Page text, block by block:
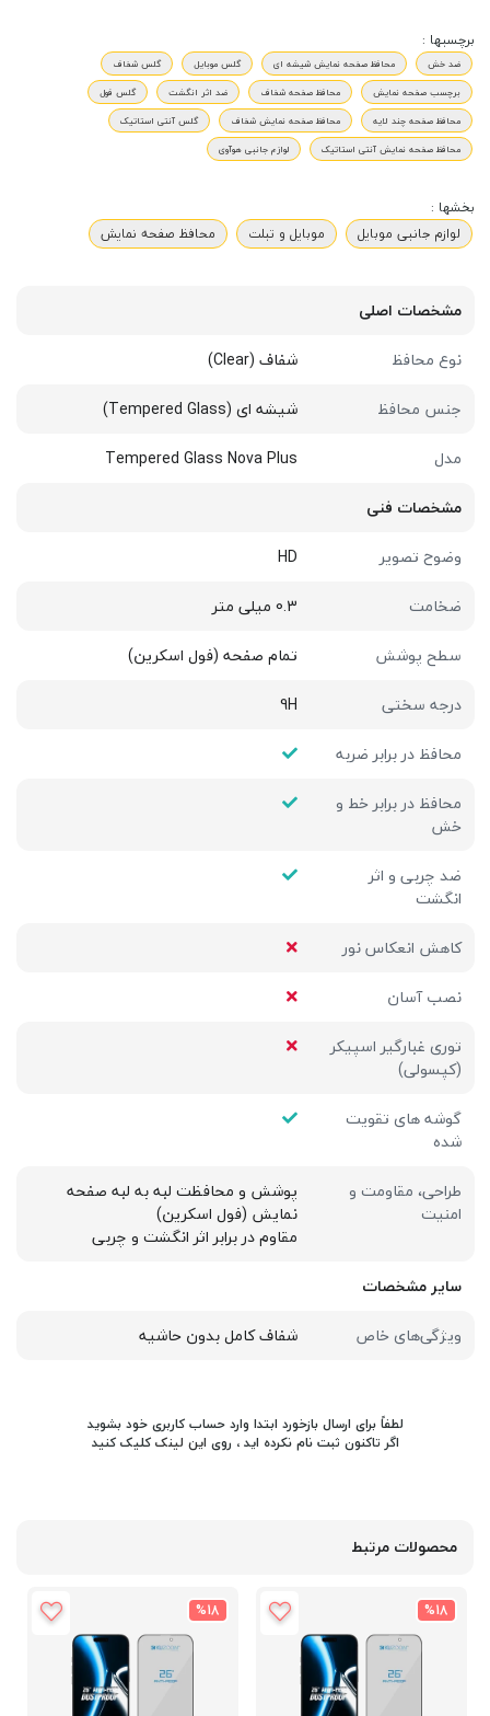
برچسبها :
ضد خش محافظ صفحه نمایش شیشه ای گلس موبایل
گلس شفاف
برچسب صفحه نمایش
محافظ صفحه شفاف ضد اثر انگشت
گلس فول
محافظ صفحه چند لایه
محافظ صفحه نمایش شفاف
گلس آنتی استاتیک
محافظ صفحه نمایش آنتی استاتیک
لوازم جانبی هوآوی
بخشها :
لوازم جانبی موبایل
موبایل و تبلت محافظ صفحه نمایش
مشخصات اصلی
نوع محافظ
شفاف (Clear)
جنس محافظ
شیشه ای (Tempered Glass)
مدل
Tempered Glass Nova Plus
مشخصات فنی
وضوح تصویر
HD
ضخامت
0.3 میلی متر
سطح پوشش
تمام صفحه (فول اسکرین)
درجه سختی
9H
محافظ در برابر ضربه
محافظ در برابر خط و
خش
ضد چربی و اثر
انگشت
کاهش انعکاس نور
نصب آسان
توری غبارگیر اسپیکر
(کپسولی)
گوشه های تقویت
شده
طراحی، مقاومت و
امنیت
پوشش و محافظت لبه به لبه صفحه
نمایش (فول اسکرین)
مقاوم در برابر اثر انگشت و چربی
سایر مشخصات
ویژگی‌های خاص
شفاف کامل بدون حاشیه
لطفاً برای ارسال بازخورد ابتدا وارد حساب کاربری خود بشوید
اگر تاکنون ثبت نام نکرده اید ، روی این لینک کلیک کنید
محصولات مرتبط
%18
%18